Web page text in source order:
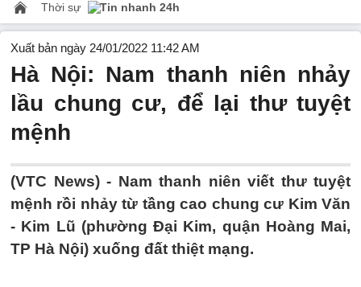
Thời sự Tin nhanh 24h
Xuất bản ngày 24/01/2022 11:42 AM
Hà Nội: Nam thanh niên nhảy
lầu chung cư, để lại thư tuyệt
mệnh
(VTC News) - Nam thanh niên viết thư tuyệt
mệnh rồi nhảy từ tầng cao chung cư Kim Văn
- Kim Lũ (phường Đại Kim, quận Hoàng Mai,
TP Hà Nội) xuống đất thiệt mạng.